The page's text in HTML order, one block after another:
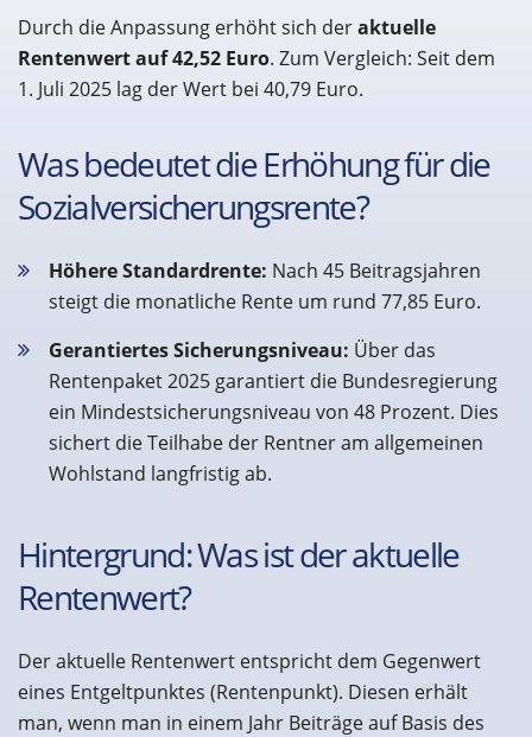
Durch die Anpassung erhöht sich deraktuelle
Rentenwert auf 42,52 Euro. Zum Vergleich: Seit dem
1. Juli 2025 lag der Wert bei 40,79 Euro.
Was bedeutet die Erhöhung für die
Sozialversicherungsrente?
Höhere Standardrente: Nach 45 Beitragsjahren
steigt die monatliche Rente um rund 77,85 Euro.
Gerantiertes Sicherungsniveau: Über das
Rentenpaket 2025 garantiert die Bundesregierung
ein Mindestsicherungsniveau von 48 Prozent. Dies
sichert die Teilhabe der Rentner am allgemeinen
Wohlstand langfristig ab.
Hintergrund: Was ist der aktuelle
Rentenwert?
Der aktuelle Rentenwert entspricht dem Gegenwert
eines Entgeltpunktes (Rentenpunkt). Diesen erhält
man, wenn man in einem Jahr Beiträge auf Basis des